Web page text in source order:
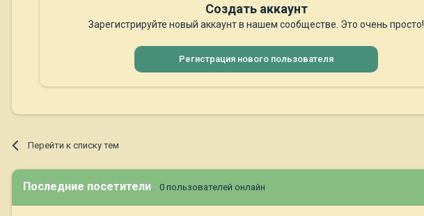
Создать аккаунт
Зарегистрируйте новый аккаунт в нашем сообществе. Это очень просто!
Регистрация нового пользователя
Перейти к списку тем
Последние посетители 0 пользователей онлайн